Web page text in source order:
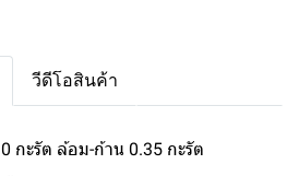
วีดีโอสินค้า
กะรัต ล้อม-ก้าน 0.35 กะรัต